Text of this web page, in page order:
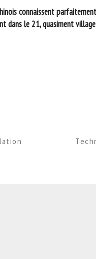
connaissent
dans le 21, quasiment